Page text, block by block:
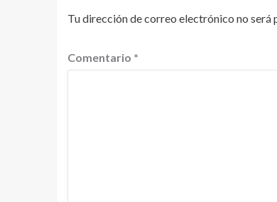
Tu dirección de correo electrónico no será
Comentario *